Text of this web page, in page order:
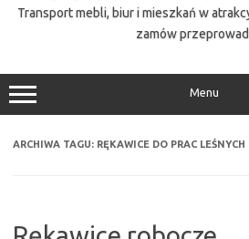
Transport mebli, biur i mieszkań w
zamów
Menu
ARCHIWA TAGU: RĘKAWICE DO PRAC LEŚNYCH